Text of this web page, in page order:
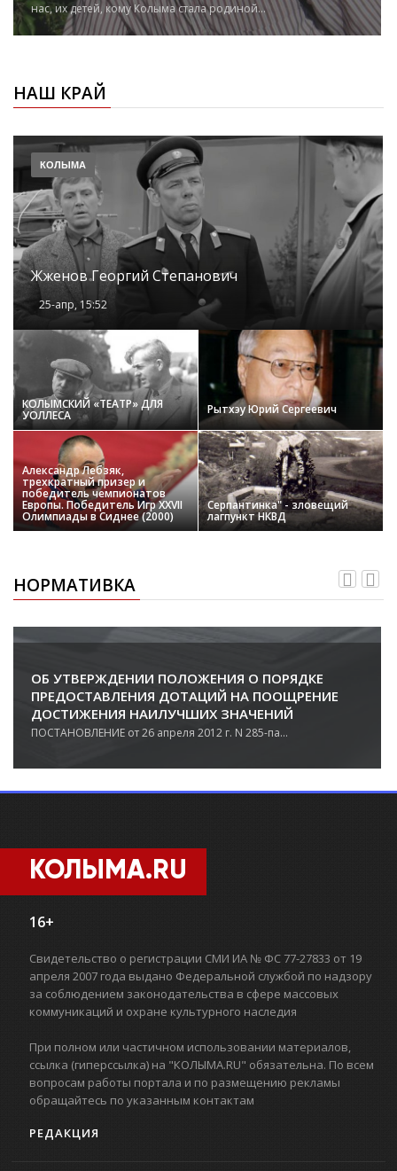
нас, их детей, кому Колыма стала родиной...
НАШ КРАЙ
КОЛЫМА
Жженов Георгий Степанович
25-апр, 15:52
КОЛЫМСКИЙ «ТЕАТР» ДЛЯ
УОЛЛЕСА Рытхэу Юрий Сергеевич
Александр Лебзяк,
трехкратный призер и
победитель чемпионатов
Европы. Победитель Игр XXVII
Олимпиады в Сиднее (2000)
Серпантинка" - зловещий
лагпункт НКВД
НОРМАТИВКА
ОБ УТВЕРЖДЕНИИ ПОЛОЖЕНИЯ О ПОРЯДКЕ
ПРЕДОСТАВЛЕНИЯ ДОТАЦИЙ НА ПООЩРЕНИЕ
ДОСТИЖЕНИЯ НАИЛУЧШИХ ЗНАЧЕНИЙ
ПОКАЗАТЕЛЕЙ ДЕЯТЕЛЬНОСТИ ОРГАНОВ
ОКРУГОВ И МУНИЦИПАЛЬНЫХ РАЙОНОВ
ПОСТАНОВЛЕНИЕ от 26 апреля 2012 г. N 285-па...
КОЛЫМА.RU
16+
Свидетельство о регистрации СМИ ИА № ФС 77-27833 от 19
апреля 2007 года выдано Федеральной службой по надзору
за соблюдением законодательства в сфере массовых
коммуникаций и охране культурного наследия
При полном или частичном использовании материалов,
ссылка (гиперссылка) на "КОЛЫМА.RU" обязательна. По всем
вопросам работы портала и по размещению рекламы
обращайтесь по указанным контактам
РЕДАКЦИЯ